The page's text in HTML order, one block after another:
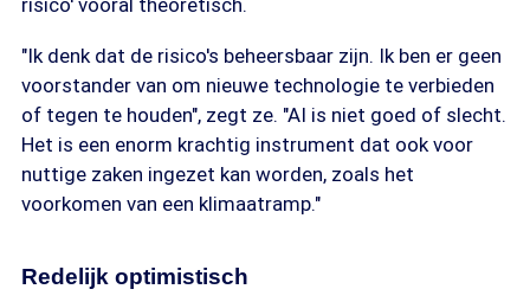
risico' vooral theoretisch.
"Ik denk dat de risico's beheersbaar zijn. Ik ben er geen
voorstander van om nieuwe technologie te verbieden
of tegen te houden", zegt ze. "AI is niet goed of slecht.
Het is een enorm krachtig instrument dat ook voor
nuttige zaken ingezet kan worden, zoals het
voorkomen van een klimaatramp."
Redelijk optimistisch